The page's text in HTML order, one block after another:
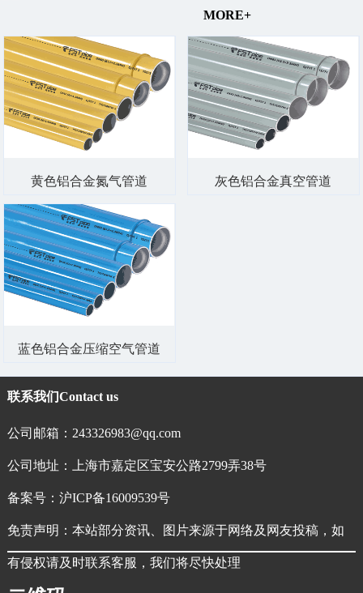
MORE+
黄色铝合金氮气管道 灰色铝合金真空管道
蓝色铝合金压缩空气管道
联系我们Contact us
公司邮箱：243326983@qq.com
公司地址：上海市嘉定区宝安公路2799弄38号
备案号： 沪ICP备16009539号
免责声明：本站部分资讯、图片来源于网络及网友投稿，如
有侵权请及时联系客服，我们将尽快处理